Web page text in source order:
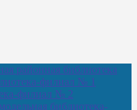
районная библиотека
филиал № 1
филиал № 2
библиотека-